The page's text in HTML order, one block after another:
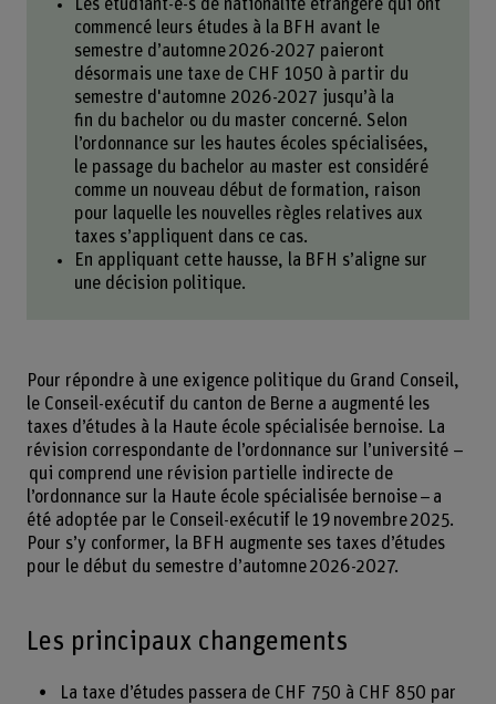
Les étudiant-e-s de nationalité étrangère qui ont
commencé leurs études à la BFH avant le
semestre d’automne 2026-2027 paieront
désormais une taxe de CHF 1050 à partir du
semestre d'automne 2026-2027 jusqu’à la
fin du bachelor ou du master concerné. Selon
l’ordonnance sur les hautes écoles spécialisées,
le passage du bachelor au master est considéré
comme un nouveau début de formation, raison
pour laquelle les nouvelles règles relatives aux
taxes s’appliquent dans ce cas.
En appliquant cette hausse, la BFH s’aligne sur
une décision politique.
Pour répondre à une exigence politique du Grand Conseil,
le Conseil-exécutif du canton de Berne a augmenté les
taxes d’études à la Haute école spécialisée bernoise. La
révision correspondante de l’ordonnance sur l’université –
qui comprend une révision partielle indirecte de
l’ordonnance sur la Haute école spécialisée bernoise – a
été adoptée par le Conseil-exécutif le 19 novembre 2025.
Pour s’y conformer, la BFH augmente ses taxes d’études
pour le début du semestre d’automne 2026-2027.
Les principaux changements
La taxe d’études passera de CHF 750 à CHF 850 par